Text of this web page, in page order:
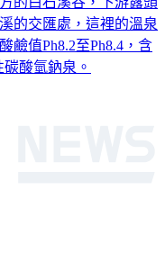
的交匯處，這裡的溫泉
值Ph8.2至Ph8.4，含
酸氫鈉泉。